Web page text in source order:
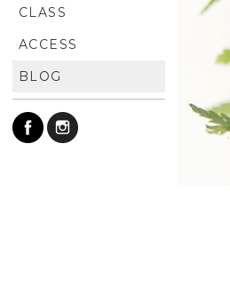
CLASS
ACCESS
BLOG